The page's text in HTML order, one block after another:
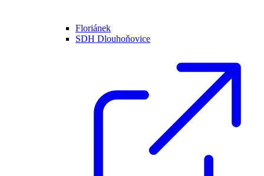
Floriánek
SDH Dlouhoňovice